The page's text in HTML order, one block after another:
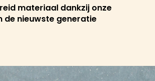
winkel biedt ook een ruime keuze aan
kleding van merken alsOakley,
minder
materiaal dankzij onze
de nieuwste generatie